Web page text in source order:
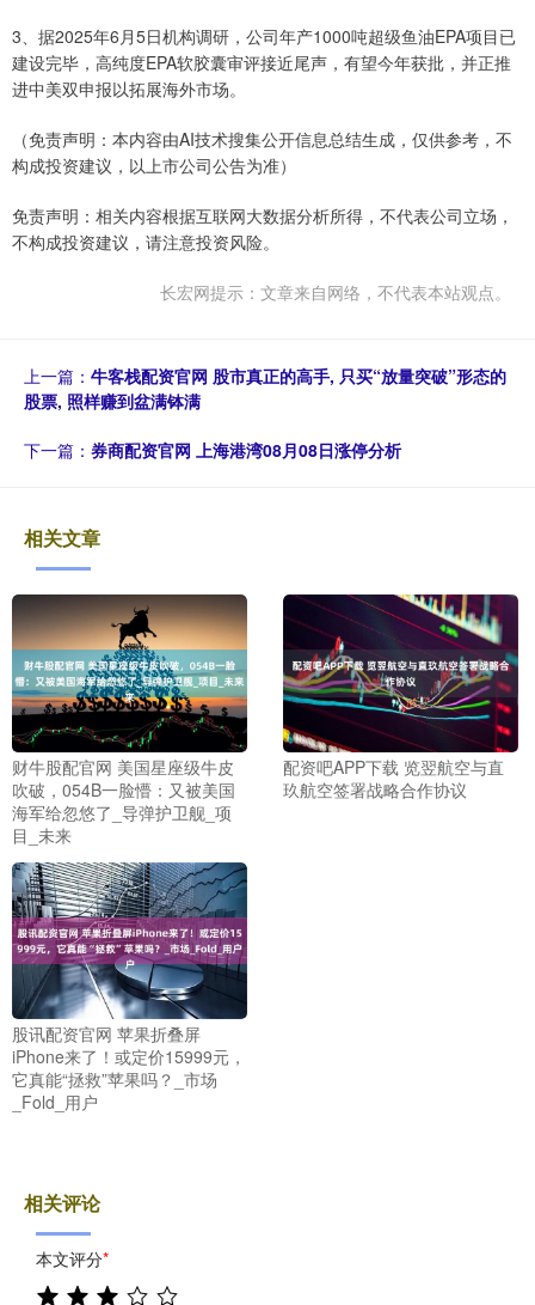
3、据2025年6月5日机构调研，公司年产1000吨超级鱼油EPA项目已
建设完毕，高纯度EPA软胶囊审评接近尾声，有望今年获批，并正推
进中美双申报以拓展海外市场。
（免责声明：本内容由AI技术搜集公开信息总结生成，仅供参考，不
构成投资建议，以上市公司公告为准）
免责声明：相关内容根据互联网大数据分析所得，不代表公司立场，
不构成投资建议，请注意投资风险。
长宏网提示：文章来自网络，不代表本站观点。
上一篇： 牛客栈配资官网 股市真正的高手, 只买“放量突破”形态的
股票, 照样赚到盆满钵满
下一篇： 券商配资官网 上海港湾08月08日涨停分析
相关文章
财牛股配官网 美国星座级牛皮
吹破，054B一脸懵：又被美国
海军给忽悠了_导弹护卫舰_项
目_未来
配资吧APP下载 览翌航空与直
玖航空签署战略合作协议
股讯配资官网 苹果折叠屏
iPhone来了！或定价15999元，
它真能“拯救”苹果吗？_市场
_Fold_用户
相关评论
本文评分*